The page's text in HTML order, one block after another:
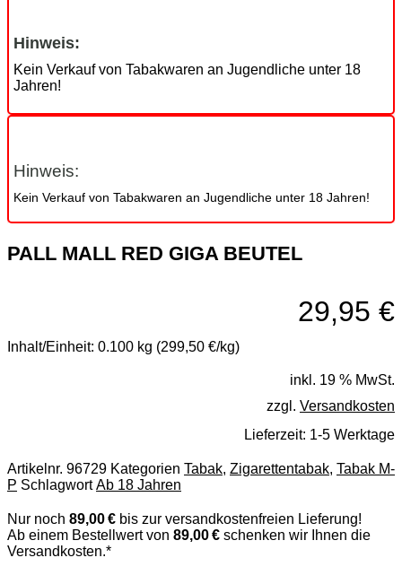
Hinweis:
Kein Verkauf von Tabakwaren an Jugendliche unter 18
Jahren!
Hinweis:
Kein Verkauf von Tabakwaren an Jugendliche unter 18 Jahren!
PALL MALL RED GIGA BEUTEL
29,95 €
Inhalt/Einheit: 0.100 kg (299,50 €/kg)
inkl. 19 % MwSt.
zzgl. Versandkosten
Lieferzeit: 1-5 Werktage
Artikelnr. 96729 Kategorien Tabak, Zigarettentabak, Tabak M-
P Schlagwort Ab 18 Jahren
Nur noch 89,00 € bis zur versandkostenfreien Lieferung!
Ab einem Bestellwert von 89,00 € schenken wir Ihnen die
Versandkosten.*